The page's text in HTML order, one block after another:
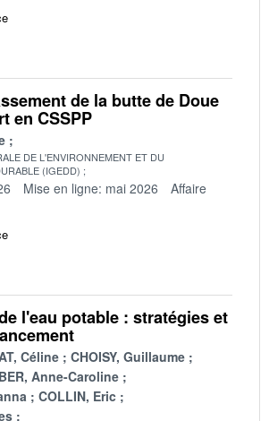
de la butte de Doue
en CSSPP
DE L'ENVIRONNEMENT ET DU
(IGEDD)
Mise en ligne: mai 2026
Affaire
l'eau potable : stratégies et
Céline
CHOISY, Guillaume
Anne-Caroline
COLLIN, Eric